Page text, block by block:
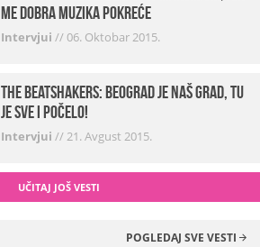
me dobra muzika pokreće
Intervjui //06. Oktobar 2015.
The Beatshakers: Beograd je naš grad, tu
je sve i počelo!
Intervjui //21. Avgust 2015.
UČITAJ JOŠ VESTI
POGLEDAJ SVE VESTI